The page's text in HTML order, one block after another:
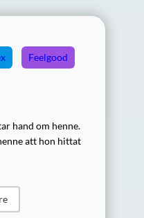
Feelgood
hand om henne.
att hon hittat